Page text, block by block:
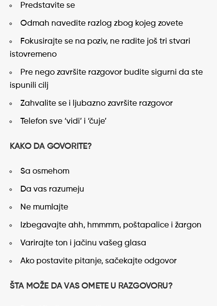
Predstavite se
Odmah navedite razlog zbog kojeg zovete
Fokusirajte se na poziv, ne radite još tri stvari
istovremeno
Pre nego završite razgovor budite sigurni da ste
ispunili cilj
Zahvalite se i ljubazno završite razgovor
Telefon sve ‘vidi’ i ‘čuje’
KAKO DA GOVORITE?
Sa osmehom
Da vas razumeju
Ne mumlajte
Izbegavajte ahh, hmmmm, poštapalice i žargon
Varirajte ton i jačinu vašeg glasa
Ako postavite pitanje, sačekajte odgovor
ŠTA MOŽE DA VAS OMETE U RAZGOVORU?